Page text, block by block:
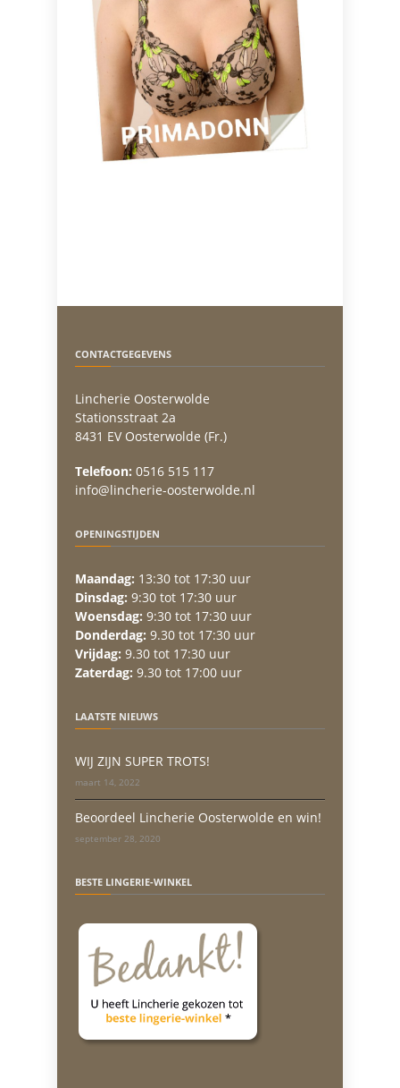
CONTACTGEGEVENS
Lincherie Oosterwolde
Stationsstraat 2a
8431 EV Oosterwolde (Fr.)
Telefoon: 0516 515 117
info@lincherie-oosterwolde.nl
OPENINGSTIJDEN
Maandag: 13:30 tot 17:30 uur
Dinsdag: 9:30 tot 17:30 uur
Woensdag: 9:30 tot 17:30 uur
Donderdag: 9.30 tot 17:30 uur
Vrijdag: 9.30 tot 17:30 uur
Zaterdag: 9.30 tot 17:00 uur
LAATSTE NIEUWS
WIJ ZIJN SUPER TROTS!
maart 14, 2022
Beoordeel Lincherie Oosterwolde en win!
september 28, 2020
BESTE LINGERIE-WINKEL